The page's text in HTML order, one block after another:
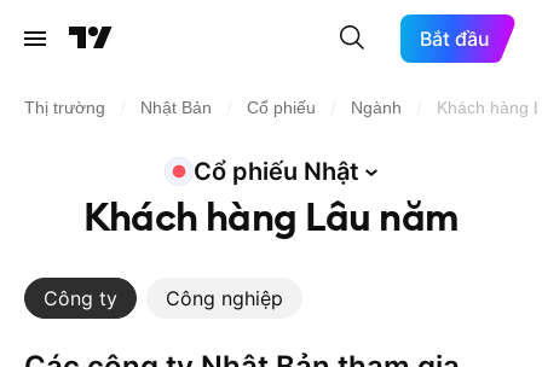
Bắt đầu
Thị trường Nhật Bản Cổ phiếu Ngành Khách hàng
Cổ phiếu Nhật
Khách hàng Lâu năm
Công ty Công nghiệp